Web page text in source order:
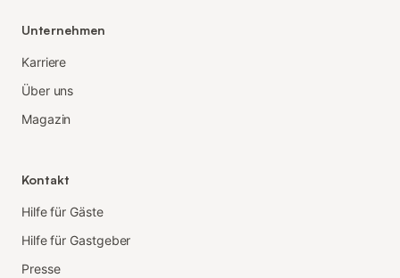
Unternehmen
Karriere
Über uns
Magazin
Kontakt
Hilfe für Gäste
Hilfe für Gastgeber
Presse